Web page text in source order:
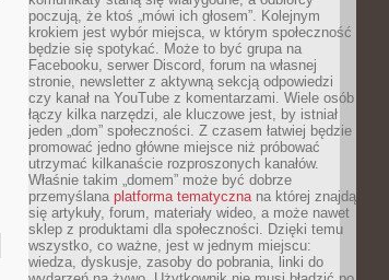
poczują, że ktoś „mówi ich głosem”. Kolejnym
krokiem jest wybór miejsca, w którym społeczność
będzie się spotykać. Może to być grupa na
Facebooku, serwer Discord, forum na własnej
stronie, newsletter z aktywną sekcją odpowiedzi
czy kanał na YouTube z komentarzami. Wiele osób
łączy kilka narzędzi, ale kluczowe jest, by istniał
jeden „dom” społeczności. Z czasem łatwiej będzie
promować jedno główne miejsce niż próbować
utrzymać kilkanaście rozproszonych kanałów.
Właśnie takim „domem” może być dobrze
przemyślana platforma tematycznana której znajdą
się artykuły, forum, materiały wideo, a może nawet
sklep z produktami dla społeczności. Dzięki temu
wszystko, co ważne, jest w jednym miejscu:
wiedza, dyskusje, zasoby do pobrania, linki do